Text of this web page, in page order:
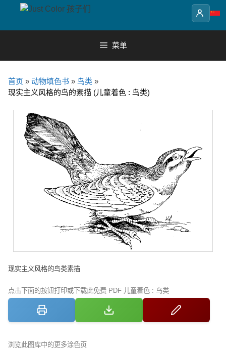
content
菜单
首页 » 动物填色书 » 鸟类 »
现实主义风格的鸟的素描 (儿童着色 : 鸟类)
现实主义风格的鸟类素描
点击下面的按钮打印或下载此免费 PDF 儿童着色 : 鸟类
浏览此图库中的更多涂色页